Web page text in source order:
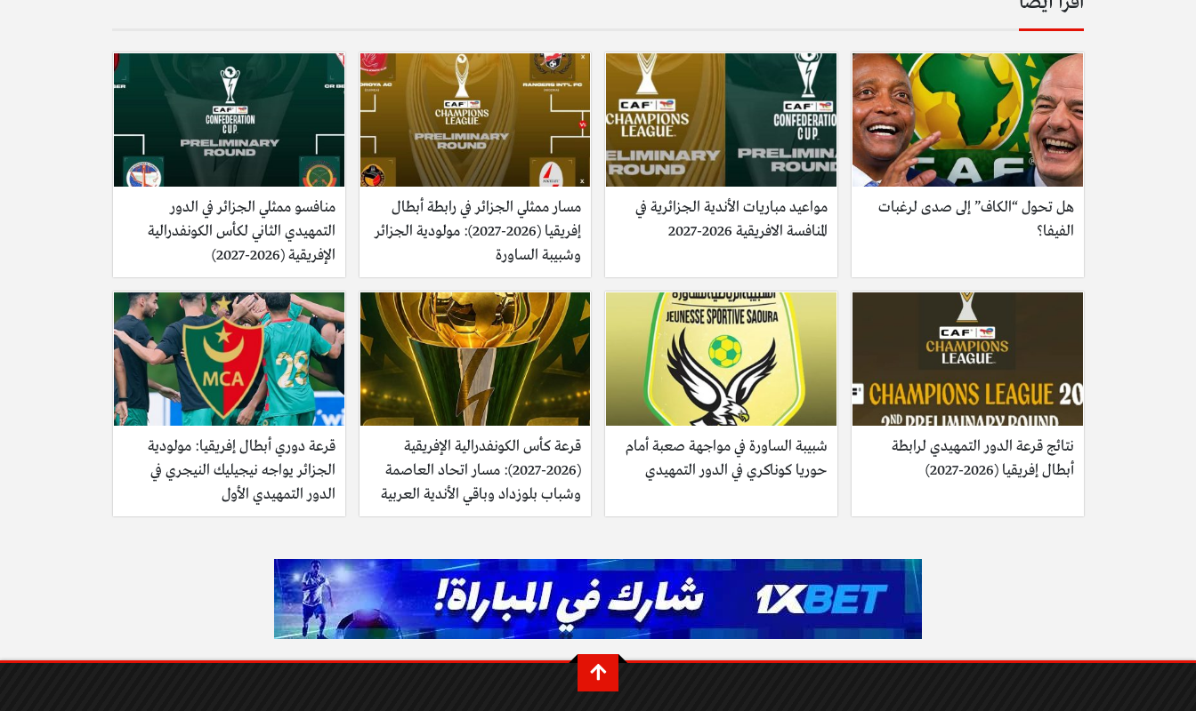
هل تحول “الكاف” إلى صدى لرغبات
الفيفا؟
مواعيد مباريات الأندية الجزائرية في
المنافسة الافريقية 2026-2027
مسار ممثلي الجزائر في رابطة أبطال
إفريقيا (2026-2027): مولودية الجزائر
وشبيبة الساورة
منافسو ممثلي الجزائر في الدور
التمهيدي الثاني لكأس الكونفدرالية
الإفريقية (2026-2027)
نتائج قرعة الدور التمهيدي لرابطة
أبطال إفريقيا (2026-2027)
شبيبة الساورة في مواجهة صعبة أمام
حوريا كوناكري في الدور التمهيدي
قرعة كأس الكونفدرالية الإفريقية
(2026-2027): مسار اتحاد العاصمة
وشباب بلوزداد وباقي الأندية العربية
قرعة دوري أبطال إفريقيا: مولودية
الجزائر يواجه نيجيليك النيجري في
الدور التمهيدي الأول